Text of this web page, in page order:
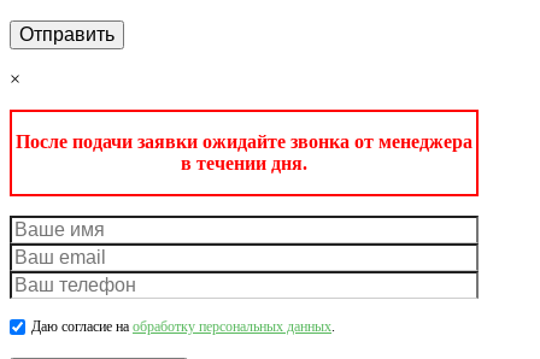
×
После подачи заявки ожидайте звонка от менеджера
в течении дня.
Даю согласие на обработку персональных данных.